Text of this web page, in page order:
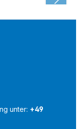
unter: +49